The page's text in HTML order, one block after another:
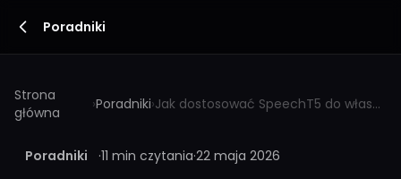
Poradniki
Strona
główna
›Poradniki› Jak dostosować SpeechT5 do własnych potrzeb - przewodnik krok po kroku
Poradniki ·11 min czytania·22 maja 2026